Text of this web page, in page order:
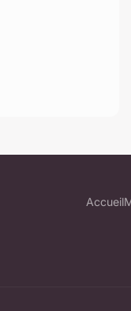
Accueil